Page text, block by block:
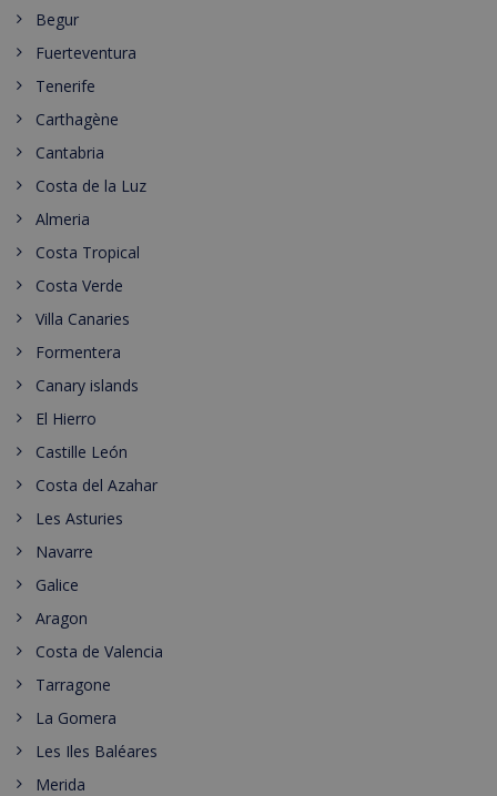
Begur
Fuerteventura
Tenerife
Carthagène
Cantabria
Costa de la Luz
Almeria
Costa Tropical
Costa Verde
Villa Canaries
Formentera
Canary islands
El Hierro
Castille León
Costa del Azahar
Les Asturies
Navarre
Galice
Aragon
Costa de Valencia
Tarragone
La Gomera
Les Iles Baléares
Merida